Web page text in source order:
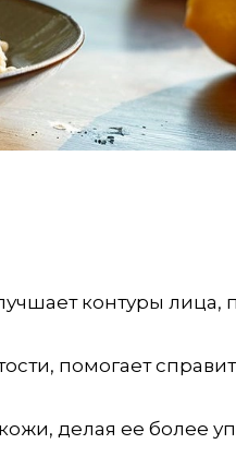
контуры лица,
помогает
делая ее более